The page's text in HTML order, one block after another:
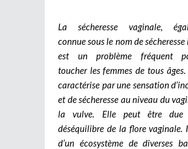
La sécheresse vaginale,
connue sous le nom de sécheresse
est un problème fréquent
toucher les femmes de tous âges.
caractérise par une sensation
et de sécheresse au niveau du
la vulve. Elle peut être
déséquilibre de la flore vaginale.
d’un écosystème de diverses